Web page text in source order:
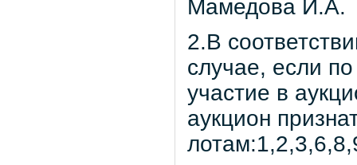
Мамедова И.А.
2.В
случае, если
участие в
аукцион